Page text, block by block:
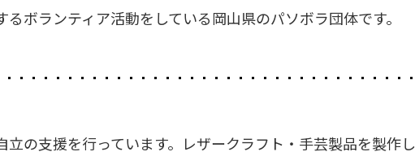
ボランティア活動をしている岡山県のパソボラ団体です。
の支援を行っています。レザークラフト・手芸製品を製作し